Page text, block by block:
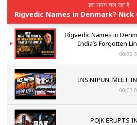
इस समय चल रहा है
Rigvedic Names in
India’s Forgotten
INS NIPUN: MEET
POJK ERUPTS